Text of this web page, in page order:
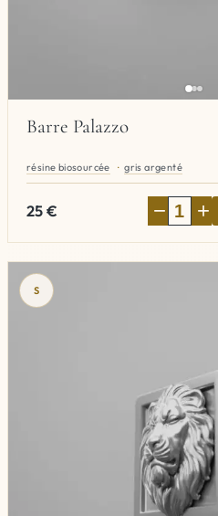
Barre Palazzo
résine biosourcée gris argenté
25€ − +
S